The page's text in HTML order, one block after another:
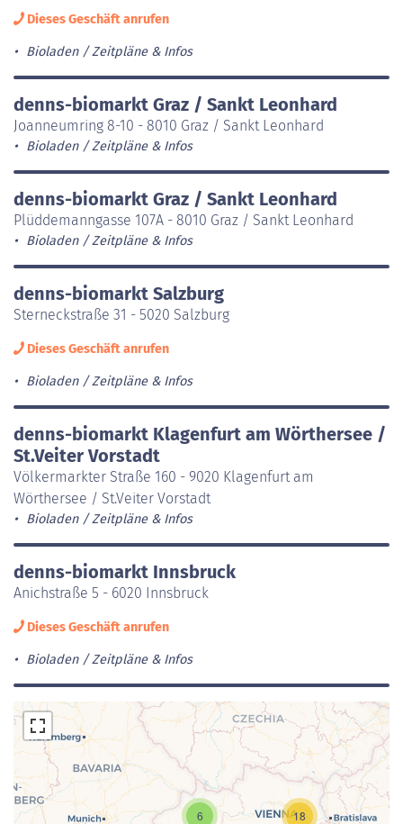
Dieses Geschäft anrufen
Bioladen Zeitpläne & Infos
denns-biomarkt Graz / Sankt Leonhard
Joanneumring 8-10 - 8010 Graz / Sankt Leonhard
Bioladen Zeitpläne & Infos
denns-biomarkt Graz / Sankt Leonhard
Plüddemanngasse 107A - 8010 Graz / Sankt Leonhard
Bioladen Zeitpläne & Infos
denns-biomarkt Salzburg
Sterneckstraße 31 - 5020 Salzburg
Dieses Geschäft anrufen
Bioladen Zeitpläne & Infos
denns-biomarkt Klagenfurt am Wörthersee /
St.Veiter Vorstadt
Völkermarkter Straße 160 - 9020 Klagenfurt am
Wörthersee / St.Veiter Vorstadt
Bioladen Zeitpläne & Infos
denns-biomarkt Innsbruck
Anichstraße 5 - 6020 Innsbruck
Dieses Geschäft anrufen
Bioladen Zeitpläne & Infos
6 18